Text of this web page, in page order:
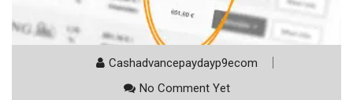
Cashadvancepaydayp9ecom
No Comment Yet